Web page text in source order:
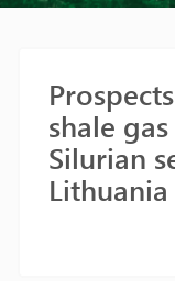
shale
Silurian